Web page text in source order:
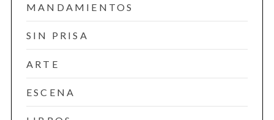
MANDAMIENTOS
SIN PRISA
ARTE
ESCENA